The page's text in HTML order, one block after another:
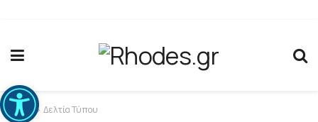
Ανοίξτε τη γραμμή εργαλείων
Home Δελτία Τύπου